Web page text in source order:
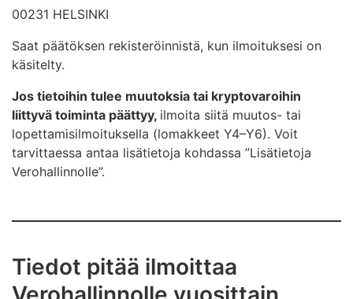
00231 HELSINKI
Saat päätöksen rekisteröinnistä, kun ilmoituksesi on
käsitelty.
Jos tietoihin tulee muutoksia tai kryptovaroihin
liittyvä toiminta päättyy, ilmoita siitä muutos- tai
lopettamisilmoituksella (lomakkeet Y4–Y6). Voit
tarvittaessa antaa lisätietoja kohdassa ”Lisätietoja
Verohallinnolle”.
Tiedot pitää ilmoittaa